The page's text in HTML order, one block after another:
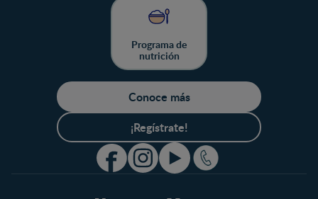
Programa de
nutrición
Conoce más
¡Regístrate!